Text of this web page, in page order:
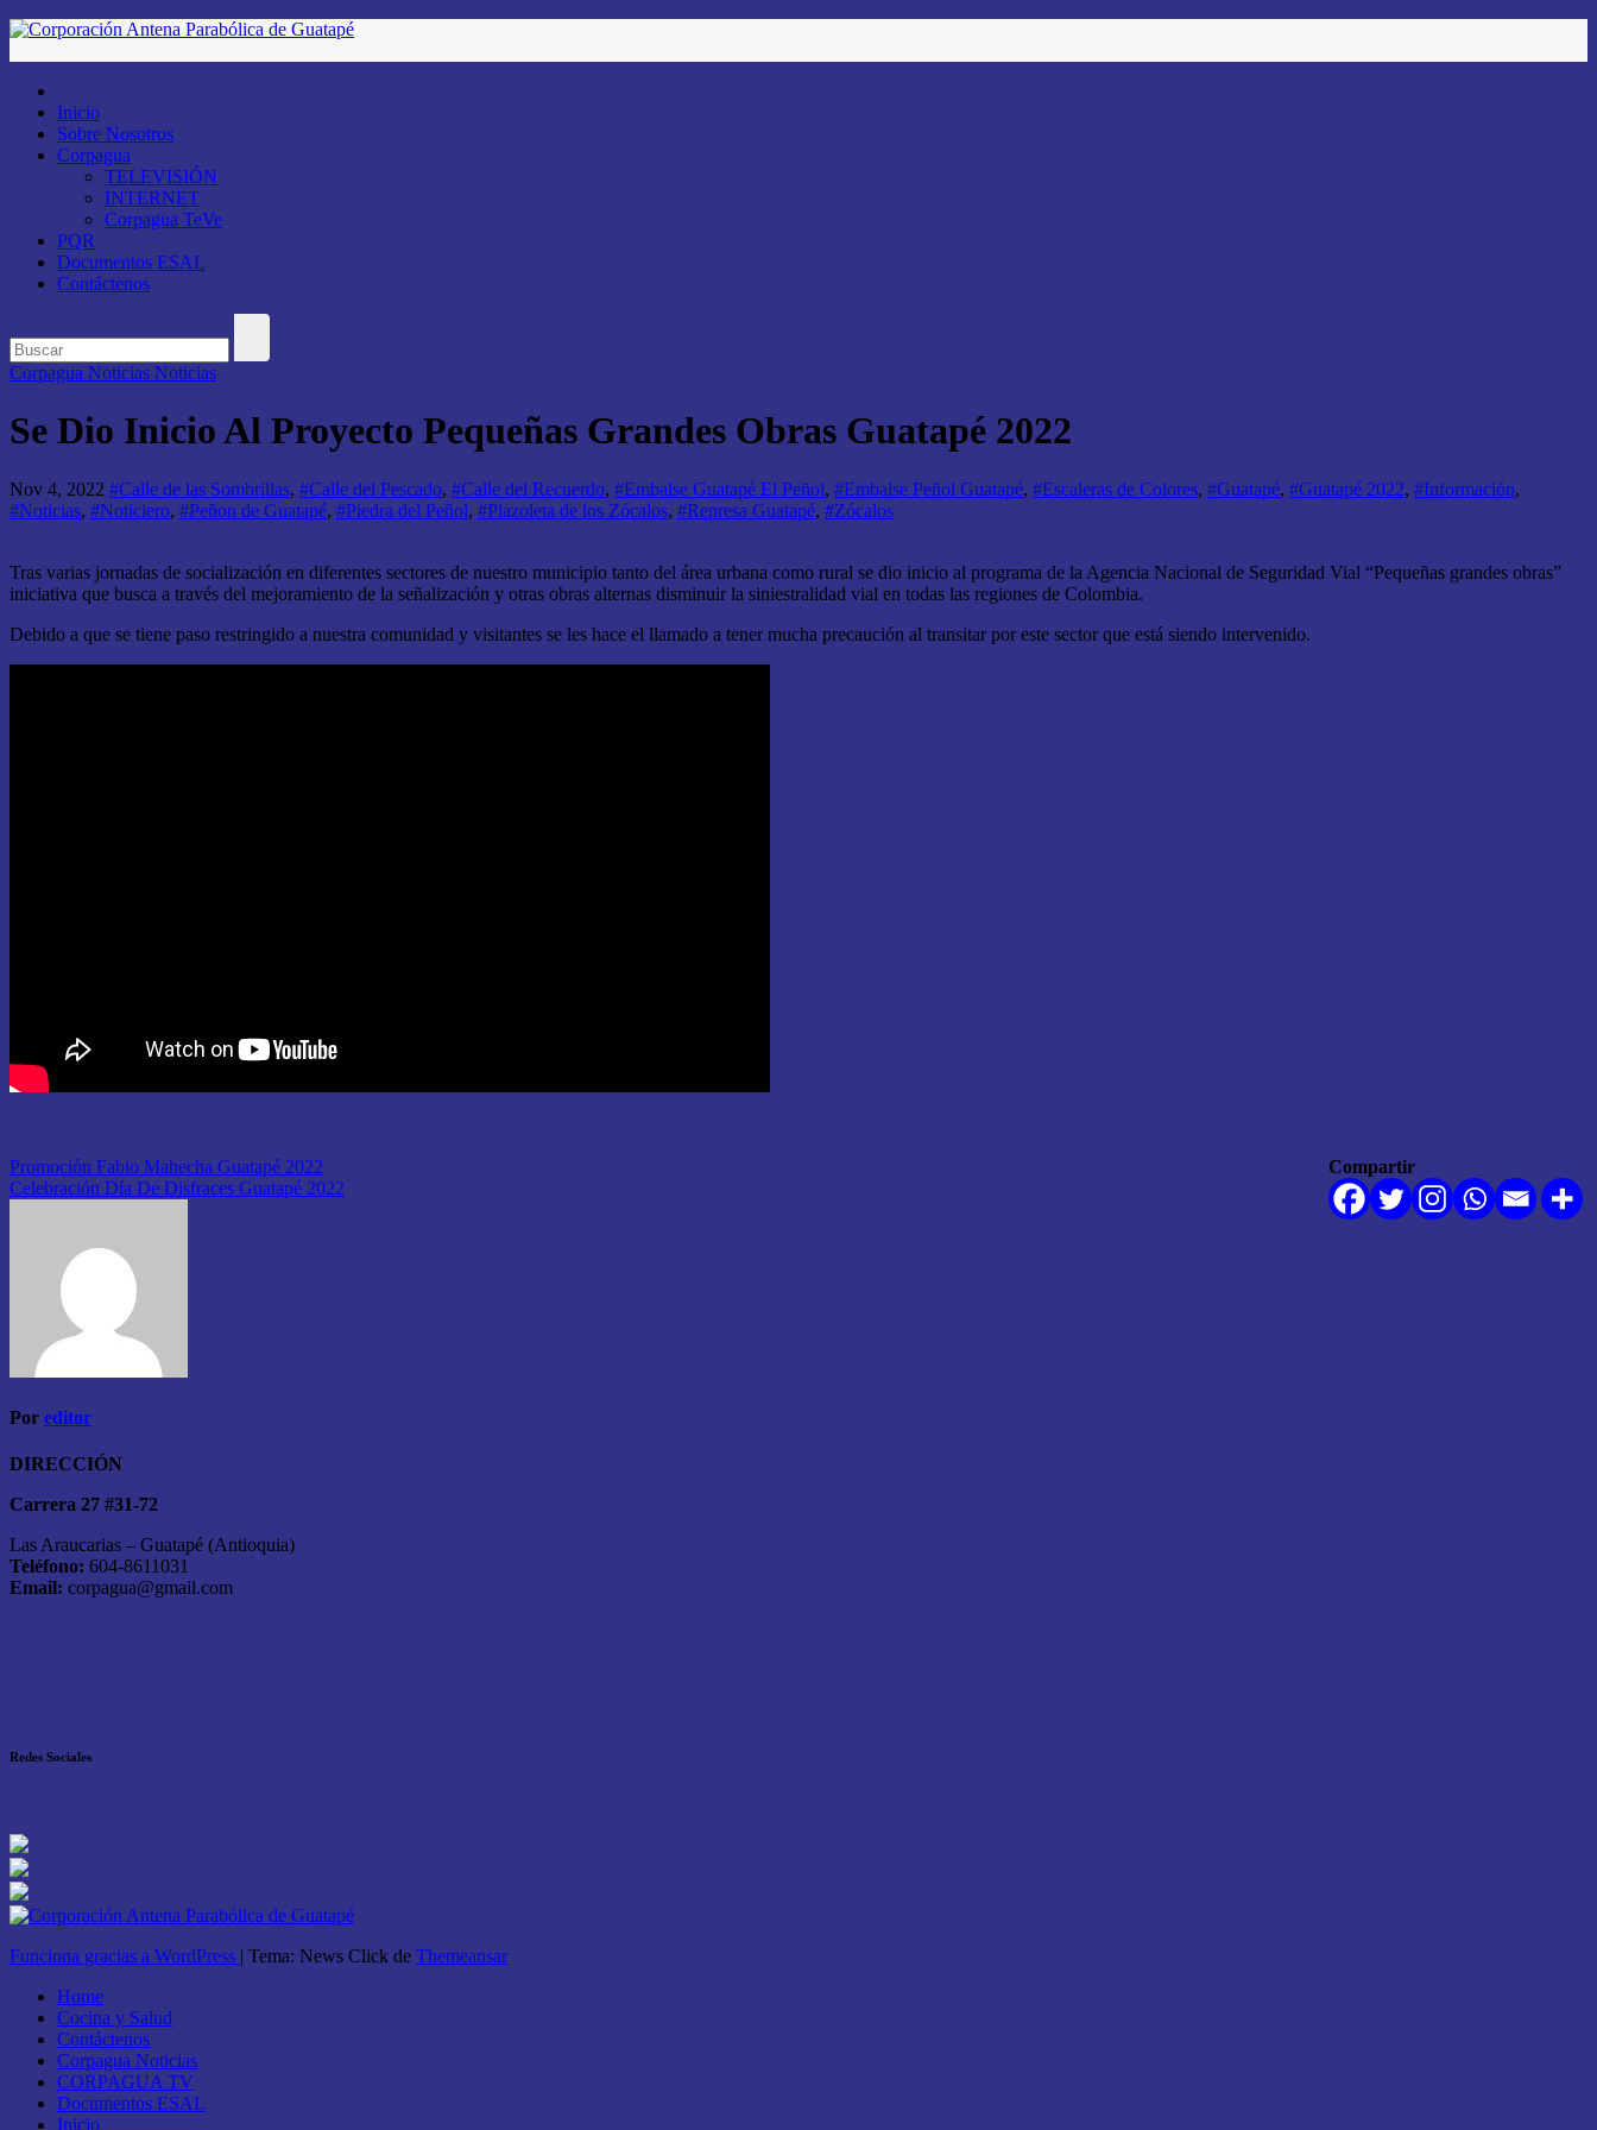
Saltar
Inicio
Sobre Nosotros
Corpagua
TELEVISIÓN
INTERNET
Corpagua TeVe
PQR
Documentos ESAL
Contáctenos
Corpagua Noticias Noticias
Se Dio Inicio Al Proyecto Pequeñas Grandes Obras Guatapé 2022
Nov 4, 2022 #Calle de las Sombrillas, #Calle del Pescado, #Calle del Recuerdo, #Embalse Guatapé El Peñol, #Embalse Peñol Guatapé, #Escaleras de Colores, #Guatapé, #Guatapé 2022, #Información,
#Noticias, #Noticiero, #Peñon de Guatapé, #Piedra del Peñol, #Plazoleta de los Zócalos, #Represa Guatapé, #Zócalos
Tras varias jornadas de socialización en diferentes sectores de nuestro municipio tanto del área urbana como rural se dio inicio al programa de la Agencia Nacional de Seguridad Vial “Pequeñas grandes obras”
iniciativa que busca a través del mejoramiento de la señalización y otras obras alternas disminuir la siniestralidad vial en todas las regiones de Colombia.
Debido a que se tiene paso restringido a nuestra comunidad y visitantes se les hace el llamado a tener mucha precaución al transitar por este sector que está siendo intervenido.
Compartir
Navegación
de
Promoción Fabio Mahecha Guatapé 2022
Celebración Día De Disfraces Guatapé 2022
Por editor
DIRECCIÓN
Carrera 27 #31-72
Las Araucarias – Guatapé (Antioquia)
Teléfono: 604-8611031
Email: corpagua@gmail.com
Redes Sociales
Funciona gracias a WordPress | Tema: News Click de Themeansar
Home
Cocina y Salud
Contáctenos
Corpagua Noticias
CORPAGUA TV
Documentos ESAL
Inicio